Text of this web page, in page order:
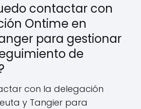
contactar con
Ontime en
para gestionar
de
con la delegación
y Tangier para